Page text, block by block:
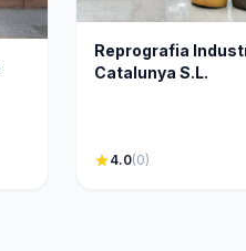
Reprografia
Catalunya S.L.
star4.0(0)